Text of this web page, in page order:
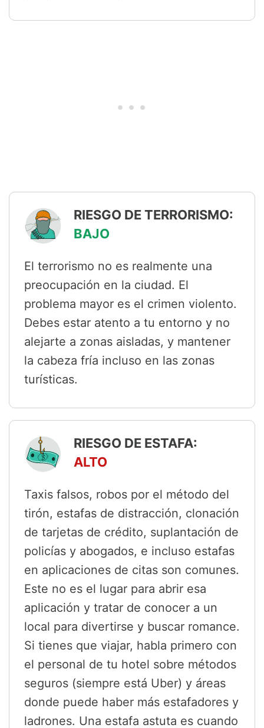
RIESGO DE TERRORISMO:
BAJO
El terrorismo no es realmente una
preocupación en la ciudad. El
problema mayor es el crimen violento.
Debes estar atento a tu entorno y no
alejarte a zonas aisladas, y mantener
la cabeza fría incluso en las zonas
turísticas.
RIESGO DE ESTAFA:
ALTO
Taxis falsos, robos por el método del
tirón, estafas de distracción, clonación
de tarjetas de crédito, suplantación de
policías y abogados, e incluso estafas
en aplicaciones de citas son comunes.
Este no es el lugar para abrir esa
aplicación y tratar de conocer a un
local para divertirse y buscar romance.
Si tienes que viajar, habla primero con
el personal de tu hotel sobre métodos
seguros (siempre está Uber) y áreas
donde puede haber más estafadores y
ladrones. Una estafa astuta es cuando